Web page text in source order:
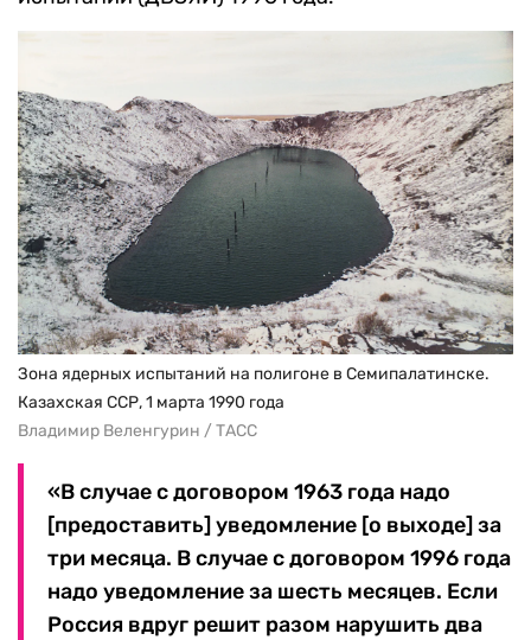
Зона ядерных испытаний на полигоне в Семипалатинске.
Казахская ССР, 1 марта 1990 года
Владимир Веленгурин / ТАСС
«В случае с договором 1963 года надо
[предоставить] уведомление [о выходе] за
три месяца. В случае с договором 1996 года
надо уведомление за шесть месяцев. Если
Россия вдруг решит разом нарушить два